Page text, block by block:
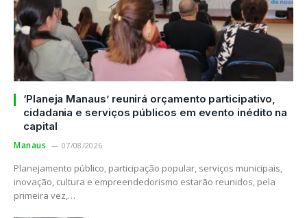
‘Planeja Manaus’ reunirá orçamento participativo,
cidadania e serviços públicos em evento inédito na
capital
Manaus 07/08/2026
Planejamento público, participação popular, serviços municipais,
inovação, cultura e empreendedorismo estarão reunidos, pela
primeira vez,…